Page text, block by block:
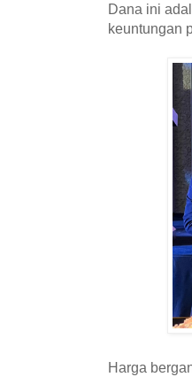
Dana ini
keuntungan
Harga